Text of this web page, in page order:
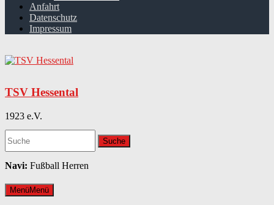
Anfahrt
Datenschutz
Impressum
TSV Hessental
1923 e.V.
Navi: Fußball Herren
MenüMenü